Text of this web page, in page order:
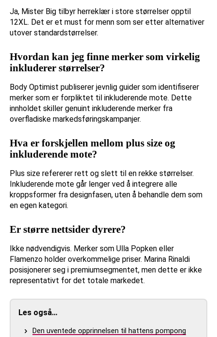
Ja, Mister Big tilbyr herreklær i store størrelser opptil
12XL. Det er et must for menn som ser etter alternativer
utover standardstørrelser.
Hvordan kan jeg finne merker som virkelig
inkluderer størrelser?
Body Optimist publiserer jevnlig guider som identifiserer
merker som er forpliktet til inkluderende mote. Dette
innholdet skiller genuint inkluderende merker fra
overfladiske markedsføringskampanjer.
Hva er forskjellen mellom plus size og
inkluderende mote?
Plus size refererer rett og slett til en rekke størrelser.
Inkluderende mote går lenger ved å integrere alle
kroppsformer fra designfasen, uten å behandle dem som
en egen kategori.
Er større nettsider dyrere?
Ikke nødvendigvis. Merker som Ulla Popken eller
Flamenzo holder overkommelige priser. Marina Rinaldi
posisjonerer seg i premiumsegmentet, men dette er ikke
representativt for det totale markedet.
Les også…
Den uventede opprinnelsen til hattens pompong